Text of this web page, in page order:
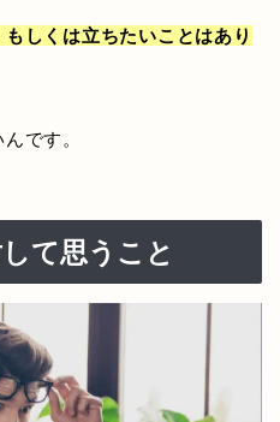
しくは立ちたいことはあり
です。
て思うこと